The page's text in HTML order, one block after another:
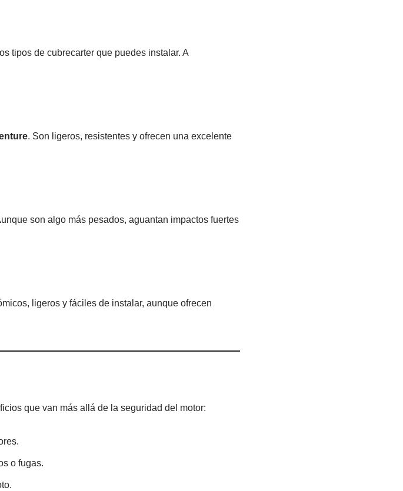
tipos de cubrecarter que puedes instalar. A
. Son ligeros, resistentes y ofrecen una excelente
son algo más pesados, aguantan impactos fuertes
ligeros y fáciles de instalar, aunque ofrecen
que van más allá de la seguridad del motor:
o fugas.